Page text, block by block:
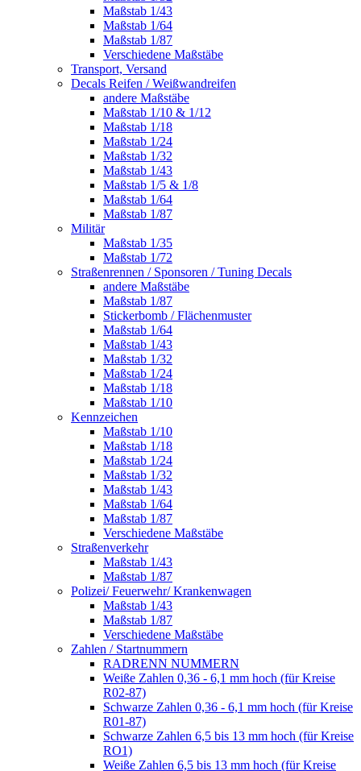
Maßstab 1/43
Maßstab 1/64
Maßstab 1/87
Verschiedene Maßstäbe
Transport, Versand
Decals Reifen / Weißwandreifen
andere Maßstäbe
Maßstab 1/10 & 1/12
Maßstab 1/18
Maßstab 1/24
Maßstab 1/32
Maßstab 1/43
Maßstab 1/5 & 1/8
Maßstab 1/64
Maßstab 1/87
Militär
Maßstab 1/35
Maßstab 1/72
Straßenrennen / Sponsoren / Tuning Decals
andere Maßstäbe
Maßstab 1/87
Stickerbomb / Flächenmuster
Maßstab 1/64
Maßstab 1/43
Maßstab 1/32
Maßstab 1/24
Maßstab 1/18
Maßstab 1/10
Kennzeichen
Maßstab 1/10
Maßstab 1/18
Maßstab 1/24
Maßstab 1/32
Maßstab 1/43
Maßstab 1/64
Maßstab 1/87
Verschiedene Maßstäbe
Straßenverkehr
Maßstab 1/43
Maßstab 1/87
Polizei/ Feuerwehr/ Krankenwagen
Maßstab 1/43
Maßstab 1/87
Verschiedene Maßstäbe
Zahlen / Startnummern
RADRENN NUMMERN
Weiße Zahlen 0,36 - 6,1 mm hoch (für Kreise
R02-87)
Schwarze Zahlen 0,36 - 6,1 mm hoch (für Kreise
R01-87)
Schwarze Zahlen 6,5 bis 13 mm hoch (für Kreise
RO1)
Weiße Zahlen 6,5 bis 13 mm hoch (für Kreise